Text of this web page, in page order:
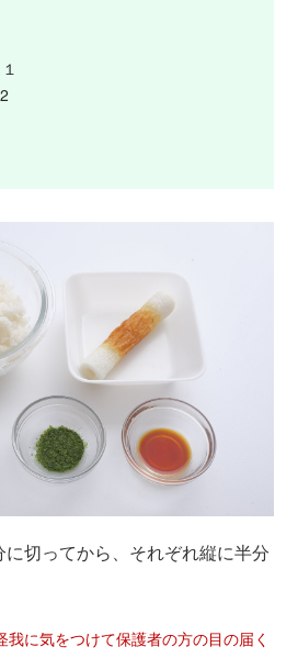
切ってから、それぞれ縦に半分
に気をつけて保護者の方の目の届く